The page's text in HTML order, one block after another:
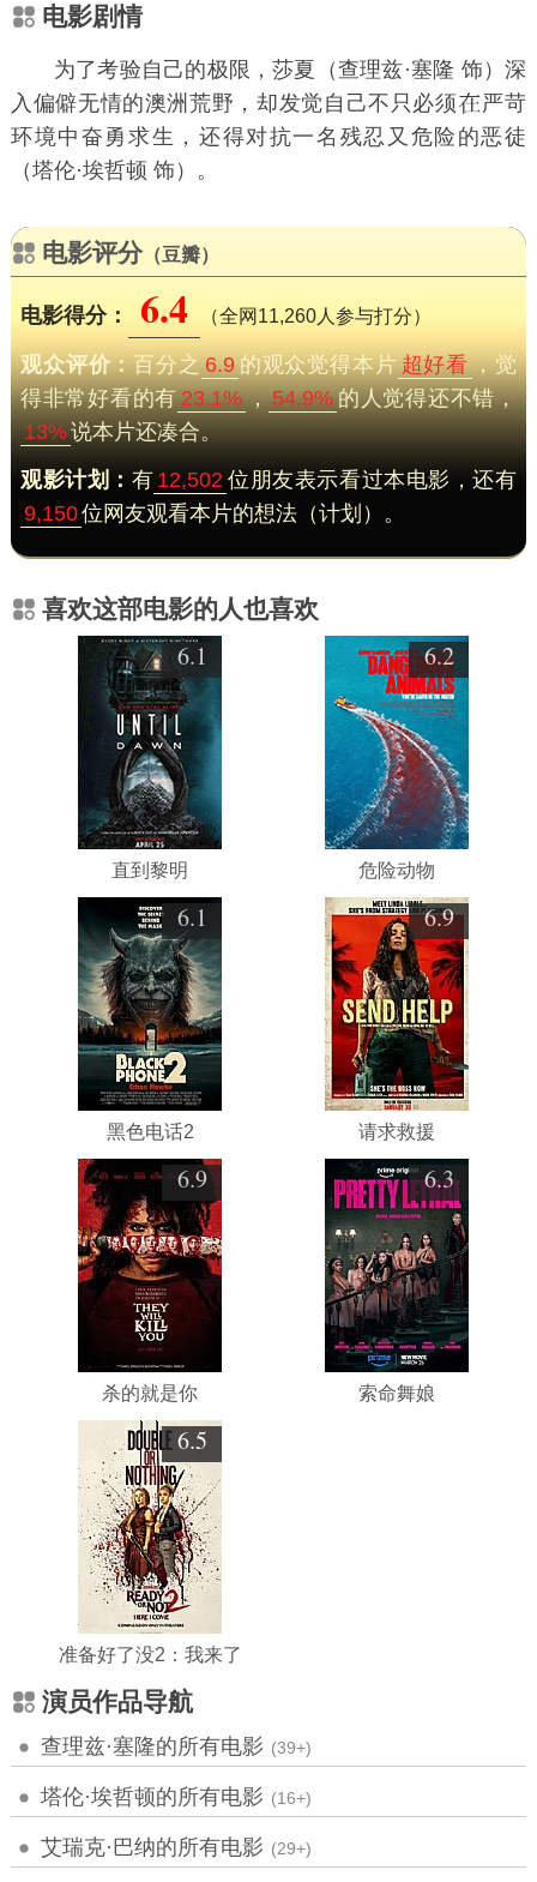
电影剧情
为了考验自己的极限，莎夏（查理兹·塞隆 饰）深
入偏僻无情的澳洲荒野，却发觉自己不只必须
严苛
环境中奋勇求生，还得对抗一名残忍又危险的恶徒
（塔伦·埃哲顿 饰）。
电影评分（豆瓣）
电影得分： 6.4 （全网11,260人参与打分）
观众评价：百分之6.9的观众觉得本片超好看，觉
得非常好看的有23.1%，54.9%的人觉得还不错，
13%说本片还凑合。
观影计划： 有 12,502 位朋友表示看过本电影，还有
9,150位网友观看本片的想法（计划）。
喜欢这部电影的人也喜欢
6.1
直到黎明
6.2
危险动物
6.1
黑色电话2
6.9
请求救援
6.9
杀的就是你
6.3
索命舞娘
6.5
准备好了没2：我来了
演员作品导航
查理兹·塞隆的所有电影 (39+)
塔伦·埃哲顿的所有电影 (16+)
艾瑞克·巴纳的所有电影 (29+)